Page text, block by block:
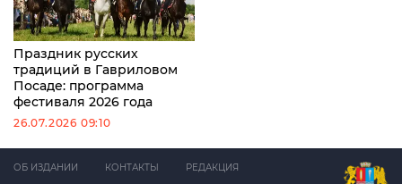
Праздник русских
традиций в Гавриловом
Посаде: программа
фестиваля 2026 года
26.07.2026 09:10
ОБ ИЗДАНИИ КОНТАКТЫ РЕДАКЦИЯ